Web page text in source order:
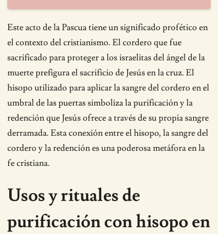
Este acto de la Pascua tiene un significado profético en
el contexto del cristianismo. El cordero que fue
sacrificado para proteger a los israelitas del ángel de la
muerte prefigura el sacrificio de Jesús en la cruz. El
hisopo utilizado para aplicar la sangre del cordero en el
umbral de las puertas simboliza la purificación y la
redención que Jesús ofrece a través de su propia sangre
derramada. Esta conexión entre el hisopo, la sangre del
cordero y la redención es una poderosa metáfora en la
fe cristiana.
Usos y rituales de
purificación con hisopo en